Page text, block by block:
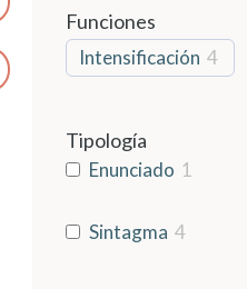
Funciones
Intensificación 4
Tipología
Enunciado 1
Sintagma 4